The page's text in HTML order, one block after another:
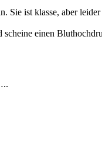
Sie ist klasse, aber
scheine einen